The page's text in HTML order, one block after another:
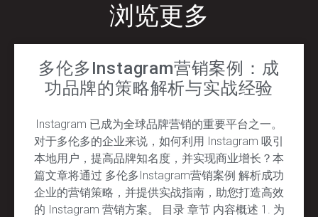
浏览更多
多伦多Instagram营销案例：成
功品牌的策略解析与实战经验
Instagram 已成为全球品牌营销的重要平台之一。
对于多伦多的企业来说，如何利用 Instagram 吸引
本地用户，提高品牌知名度，并实现商业增长？本
篇文章将通过 多伦多Instagram营销案例 解析成功
企业的营销策略，并提供实战指南，助您打造高效
的 Instagram 营销方案。 目录 章节 内容概述 1. 为